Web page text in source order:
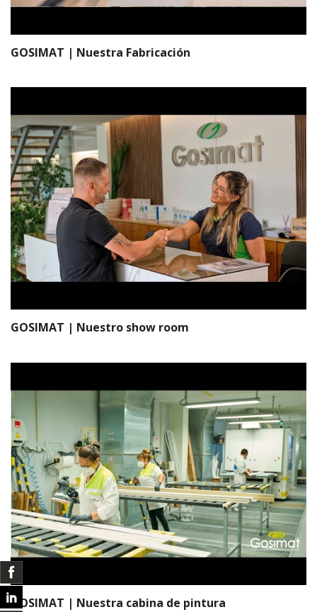
GOSIMAT | Nuestra Fabricación
GOSIMAT | Nuestro show room
GOSIMAT | Nuestra cabina de pintura